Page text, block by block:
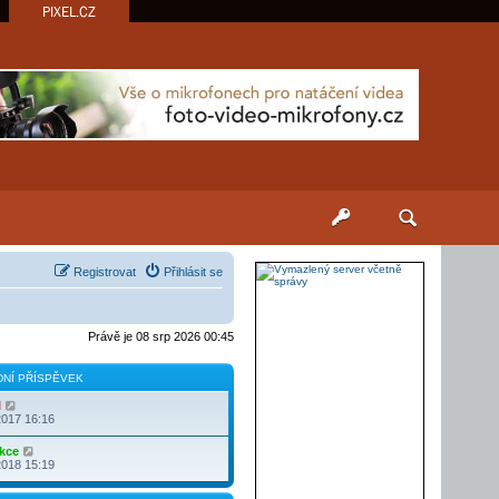
PIXEL.CZ
Přihlásit se
Registrovat
Právě je 08 srp 2026 00:45
PŘÍSPĚVEK
o
a
z
i
16:16
o
r
15:19